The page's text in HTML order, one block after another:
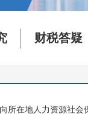
财税答疑
所在地人力资源社